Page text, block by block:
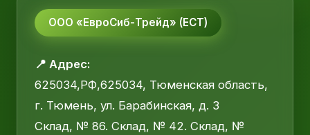
ООО «ЕвроСиб-Трейд» (ЕСТ)
📍 Адрес:
625034,РФ,625034, Тюменская область,
г. Тюмень, ул. Барабинская, д. 3
Склад, № 86. Склад, № 42. Склад, №